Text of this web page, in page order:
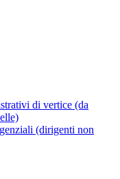
di vertice (da
(dirigenti non